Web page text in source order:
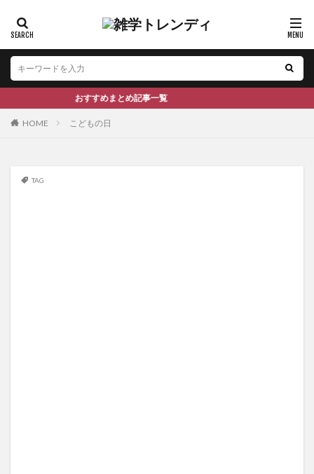
おすすめまとめ記事一覧
HOME こどもの日
TAG